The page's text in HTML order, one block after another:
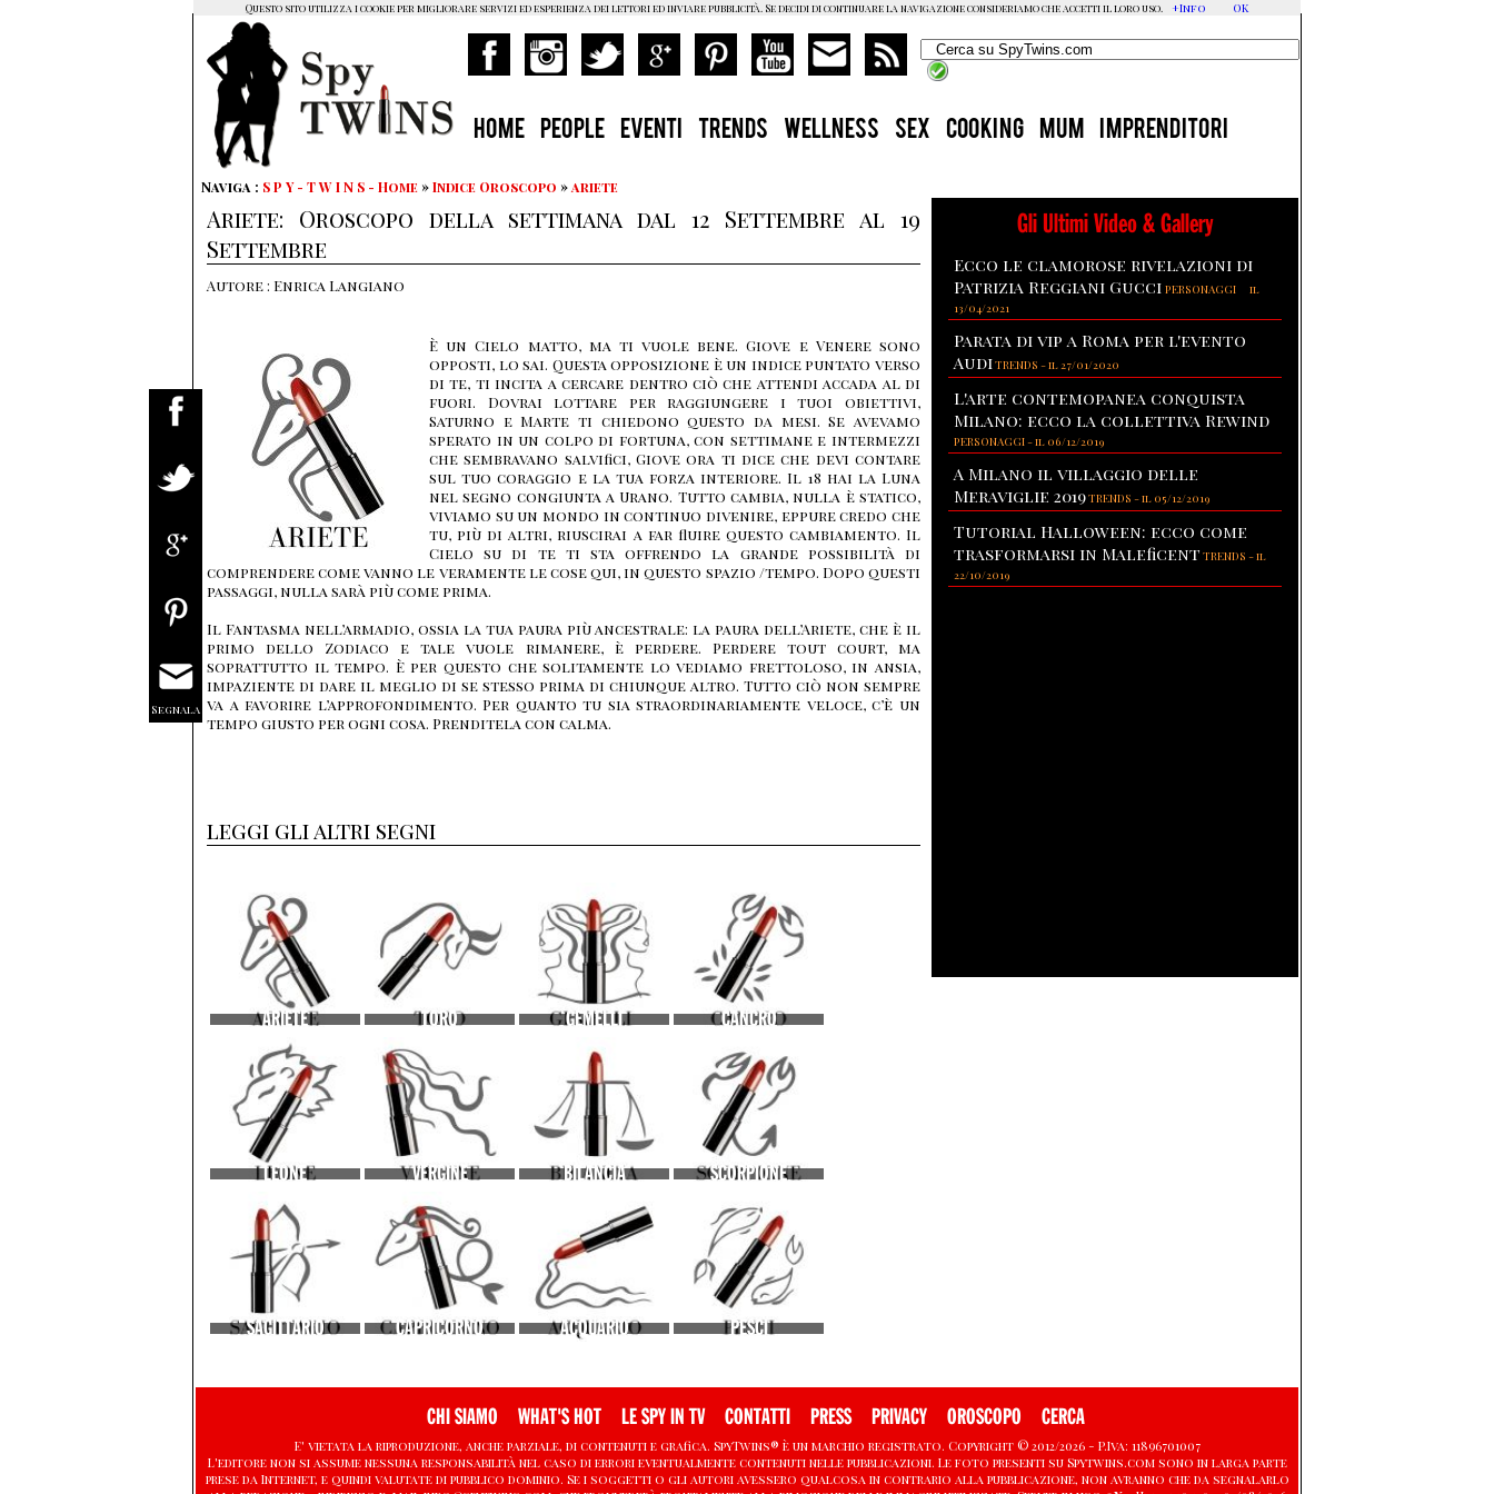
HOME PEOPLE EVENTI TRENDS WELLNESS SEX COOKING MUM IMPRENDITORI
Naviga : S P Y - T W I N S - Home »Indice Oroscopo »ariete
Ariete: Oroscopo della settimana dal 12 Settembre al 19
Settembre
Autore : Enrica Langiano
È un Cielo matto, ma ti vuole bene. Giove e Venere sono
opposti, lo sai. Questa opposizione è un indice puntato verso
di te, ti incita a cercare dentro ciò che attendi accada al di
fuori. Dovrai lottare per raggiungere i tuoi obiettivi,
Saturno e Marte ti chiedono questo da mesi. Se avevamo
sperato in un colpo di fortuna, con settimane e intermezzi
che sembravano salvifici, Giove ora ti dice che devi contare
sul tuo coraggio e la tua forza interiore. Il 18 hai la Luna
nel segno congiunta a Urano. Tutto cambia, nulla è statico,
viviamo su un mondo in continuo divenire, eppure credo che
tu, più di altri, riuscirai a far fluire questo cambiamento. Il
Cielo su di te ti sta offrendo la grande possibilità di
comprendere come vanno le veramente le cose qui, in questo spazio /tempo. Dopo questi
passaggi, nulla sarà più come prima.
Il Fantasma nell’armadio, ossia la tua paura più ancestrale: la paura dell’Ariete, che è il
primo dello Zodiaco e tale vuole rimanere, è perdere. Perdere tout court, ma
soprattutto il tempo. È per questo che solitamente lo vediamo frettoloso, in ansia,
impaziente di dare il meglio di se stesso prima di chiunque altro. Tutto ciò non sempre
va a favorire l’approfondimento. Per quanto tu sia straordinariamente veloce, c’è un
tempo giusto per ogni cosa. Prenditela con calma.
leggi gli altri segni
ARIETE TORO GEMELLI CANCRO
LEONE VERGINE BILANCIA SCORPIONE
SAGITTARIO CAPRICORNO ACQUARIO PESCI
Segnala
Gli Ultimi Video & Gallery
Ecco le clamorose rivelazioni di
Patrizia Reggiani Gucci PERSONAGGI
il
13/04/2021
Parata di vip a Roma per l'evento
AudiTRENDS -il 27/01/2020
L'arte contemopanea conquista
Milano: ecco la collettiva Rewind
PERSONAGGI-il 06/12/2019
A Milano il villaggio delle
Meraviglie 2019TRENDS -il 05/12/2019
Tutorial Halloween: ecco come
trasformarsi in Maleficent TRENDS -il
22/10/2019
CHI SIAMO WHAT'S HOT LE SPY IN TV CONTATTI PRESS PRIVACY OROSCOPO CERCA
E' vietata la riproduzione, anche parziale, di contenuti e grafica. SpyTwins® è un marchio registrato. Copyright © 2012/2026 - P.Iva: 11896701007
L'editore non si assume nessuna responsabilità nel caso di errori eventualmente contenuti nelle pubblicazioni. Le foto presenti su Spytwins.com sono in larga parte
prese da Internet, e quindi valutate di pubblico dominio. Se i soggetti o gli autori avessero qualcosa in contrario alla pubblicazione, non avranno che da segnalarlo
Questo sito utilizza i cookie per migliorare servizi ed esperienza dei lettori ed inviare pubblicità. Se decidi di continuare la navigazione consideriamo che accetti il loro uso. +Info OK